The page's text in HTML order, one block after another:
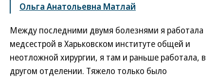
Ольга Анатольевна Матлай
Между последними двумя болезнями я работала
медсестрой в Харьковском институте общей и
неотложной хирургии, я там и раньше работала, в
другом отделении. Тяжело только было